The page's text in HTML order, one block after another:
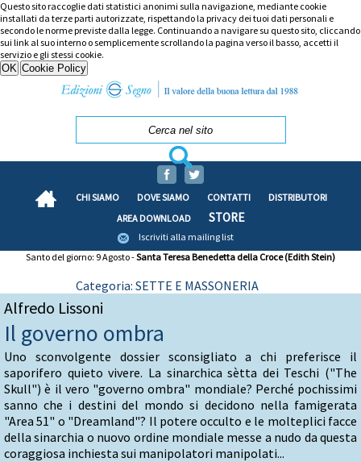
Questo sito raccoglie dati statistici anonimi sulla navigazione, mediante cookie
installati da terze parti autorizzate, rispettando la privacy dei tuoi dati personali e
secondo le norme previste dalla legge. Continuando a navigare su questo sito, cliccando
sui link al suo interno o semplicemente scrollando la pagina verso il basso, accetti il
servizio e gli stessi cookie.
CHI SIAMO DOVE SIAMO CONTATTI
DISTRIBUTORI
AREA DOWNLOAD
STORE
Iscriviti alla mailing list
Santo del giorno: 9 Agosto -Santa Teresa Benedetta della Croce (Edith Stein)
Categoria: SETTE E MASSONERIA
Alfredo Lissoni
Il governo ombra
Uno sconvolgente dossier sconsigliato a chi preferisce il
saporifero quieto vivere. La sinarchica sètta dei Teschi ("The
Skull") è il vero "governo ombra" mondiale? Perché pochissimi
sanno che i destini del mondo si decidono nella famigerata
"Area 51" o "Dreamland"? Il potere occulto e le molteplici facce
della sinarchia o nuovo ordine mondiale messe a nudo da questa
coraggiosa inchiesta sui manipolatori manipolati...